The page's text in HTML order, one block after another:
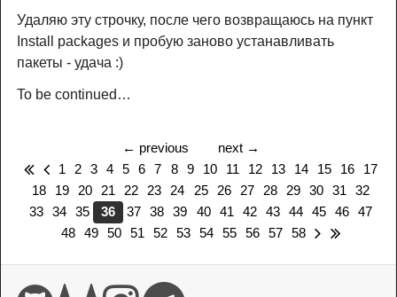
Удаляю эту строчку, после чего возвращаюсь на пункт
Install packages и пробую заново устанавливать
пакеты - удача :)
To be continued…
← previous next →
1
2 3 4 5 6 7 8 9 10 11 12 13 14 15 16
17
18
19 20 21 22 23 24 25 26 27 28 29 30 31
32
33 34 35 36 37 38 39 40 41 42 43 44 45 46 47
48
49 50 51 52 53 54 55 56 57 58